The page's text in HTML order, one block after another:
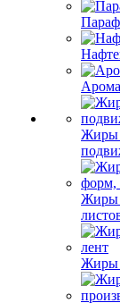
Жиры
Жиры
Жиры